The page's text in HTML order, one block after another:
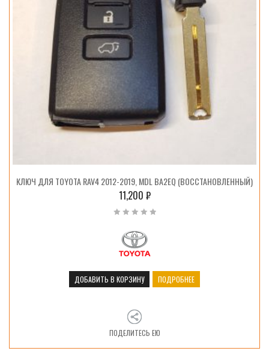
КЛЮЧ ДЛЯ TOYOTA RAV4 2012-2019, MDL BA2EQ (ВОССТАНОВЛЕННЫЙ)
11,200 ₽
ДОБАВИТЬ В КОРЗИНУ ПОДРОБНЕЕ
ПОДЕЛИТЕСЬ ЕЮ